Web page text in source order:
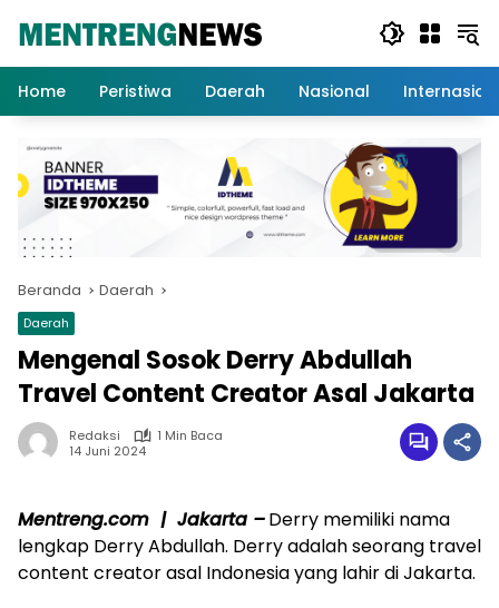
Home
Peristiwa Daerah Nasional
Beranda Daerah
Daerah
Mengenal Sosok Derry Abdullah
Travel Content Creator Asal Jakarta
Redaksi
1 Min Baca
14 Juni 2024
Mentreng.com | Jakarta –Derry memiliki nama
lengkap Derry Abdullah. Derry adalah seorang travel
content creator asal Indonesia yang lahir di Jakarta.